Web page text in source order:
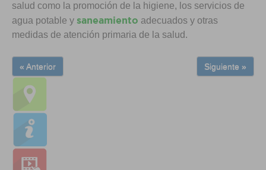
salud como la promoción de la higiene, los servicios de
agua potable y saneamiento adecuados y otras
medidas de atención primaria de la salud.
« Anterior Siguiente »